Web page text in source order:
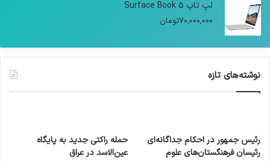
لپ تاپ Surface Book 5
70,000,000تومان
نوشته‌های تازه
رئیس جمهور در احکام جداگانه‌ای
رئیسان فرهنگستان‌های علوم
حمله راکتی جدید به پایگاه
عین‌الاسد در عراق